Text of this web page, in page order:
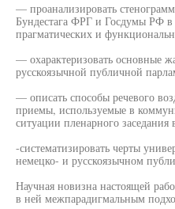
— проанализировать
Бундестага ФРГ и Госдумы РФ
прагматических и
— охарактеризовать основные
русскоязычной публичной
— описать способы речевого
приемы, используемые в
ситуации пленарного
-систематизировать черты
немецко- и русскоязычном
Научная новизна настоящей
в ней межпарадигмальным